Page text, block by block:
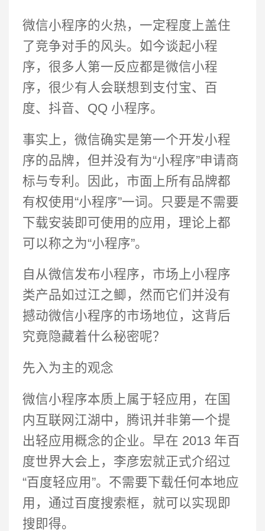
微信小程序的火热，一定程度上盖住
了竞争对手的风头。如今谈起小程
序，很多人第一反应都是微信小程
序，很少有人会联想到支付宝、百
度、抖音、QQ 小程序。
事实上，微信确实是第一个开发小程
序的品牌，但并没有为“小程序”申请商
标与专利。因此，市面上所有品牌都
有权使用“小程序”一词。只要是不需要
下载安装即可使用的应用，理论上都
可以称之为“小程序”。
自从微信发布小程序，市场上小程序
类产品如过江之鲫，然而它们并没有
撼动微信小程序的市场地位，这背后
究竟隐藏着什么秘密呢？
先入为主的观念
微信小程序本质上属于轻应用，在国
内互联网江湖中，腾讯并非第一个提
出轻应用概念的企业。早在 2013 年百
度世界大会上，李彦宏就正式介绍过
“百度轻应用”。不需要下载任何本地应
用，通过百度搜索框，就可以实现即
搜即得。